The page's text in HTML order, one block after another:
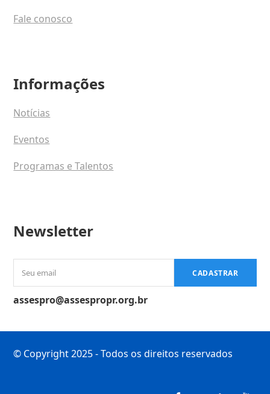
Fale conosco
Informações
Notícias
Eventos
Programas e Talentos
Newsletter
email
CADASTRAR
assespro@assespropr.org.br
© Copyright 2025 - Todos os direitos reservados